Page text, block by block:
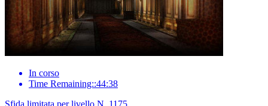
In corso
Time Remaining::44:38
Sfida limitata per livello N. 1175